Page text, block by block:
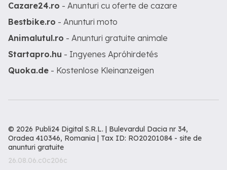
Cazare24.ro - Anunturi cu oferte de cazare
Bestbike.ro - Anunturi moto
Animalutul.ro - Anunturi gratuite animale
Startapro.hu - Ingyenes Apróhirdetés
Quoka.de - Kostenlose Kleinanzeigen
© 2026 Publi24 Digital S.R.L. | Bulevardul Dacia nr 34,
Oradea 410346, Romania | Tax ID: RO20201084 - site de
anunturi gratuite
26.08.06.c0c206c